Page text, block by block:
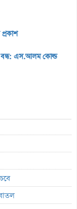
বন্ধ: এস.আলম কোল্ড